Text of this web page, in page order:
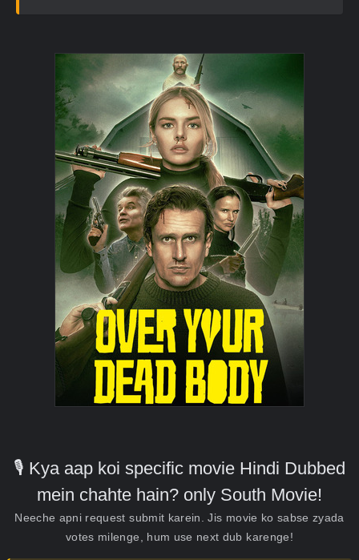
🎙️ Kya aap koi specific movie Hindi Dubbed
mein chahte hain? only South Movie!
Neeche apni request submit karein. Jis movie ko sabse zyada
votes milenge, hum use next dub karenge!